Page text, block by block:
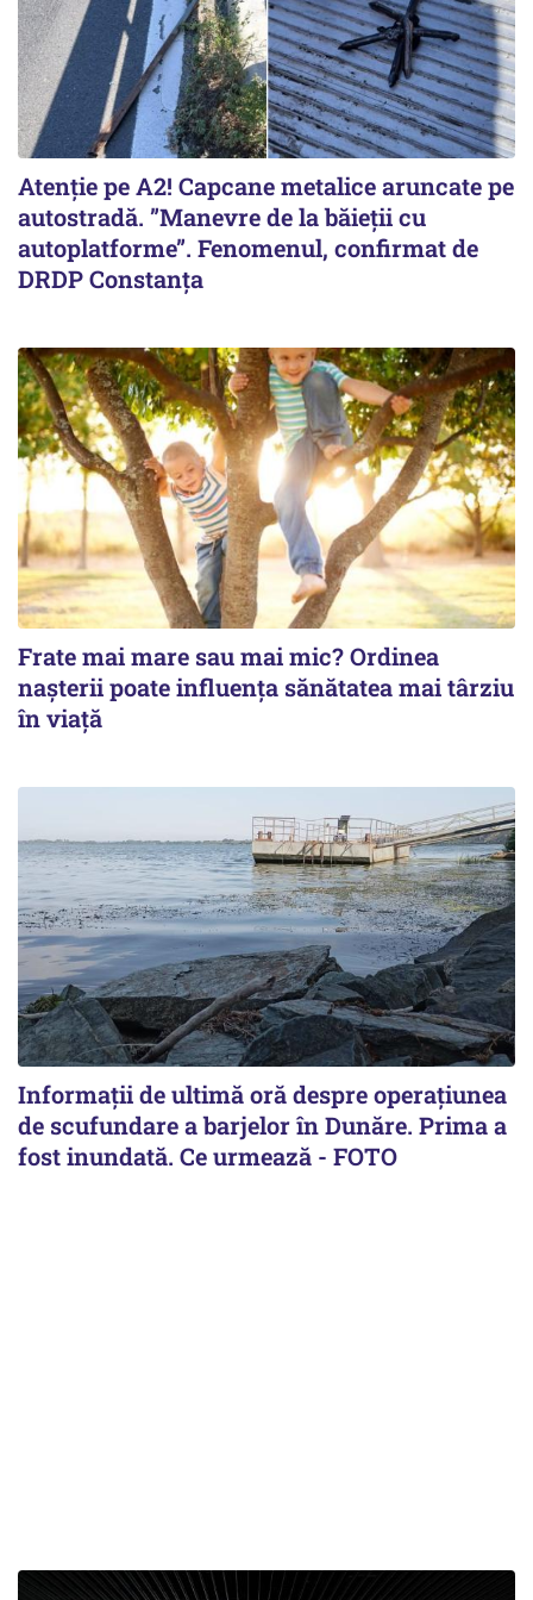
Atenție pe A2! Capcane metalice aruncate pe
autostradă. ”Manevre de la băieții cu
autoplatforme”. Fenomenul, confirmat de
DRDP Constanța
Frate mai mare sau mai mic? Ordinea
nașterii poate influența sănătatea mai târziu
în viață
Informații de ultimă oră despre operațiunea
de scufundare a barjelor în Dunăre. Prima a
fost inundată. Ce urmează - FOTO